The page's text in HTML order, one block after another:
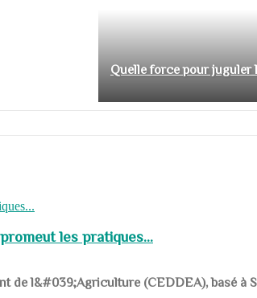
Quelle force pour juguler
les pratiques...
l&#039;Agriculture (CEDDEA), basé à